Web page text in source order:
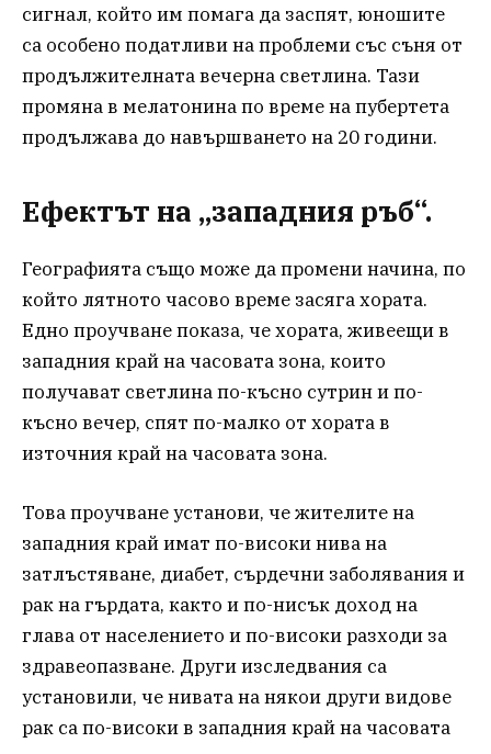
сигнал, който им помага да заспят, юношите
са особено податливи на проблеми със съня от
продължителната вечерна светлина. Тази
промяна в мелатонина по време на пубертета
продължава до навършването на 20 години.
Ефектът на „западния ръб“.
Географията също може да промени начина, по
който лятното часово време засяга хората.
Едно проучване показа, че хората, живеещи в
западния край на часовата зона, които
получават светлина по-късно сутрин и по-
късно вечер, спят по-малко от хората в
източния край на часовата зона.
Това проучване установи, че жителите на
западния край имат по-високи нива на
затлъстяване, диабет, сърдечни заболявания и
рак на гърдата, както и по-нисък доход на
глава от населението и по-високи разходи за
здравеопазване. Други изследвания са
установили, че нивата на някои други видове
рак са по-високи в западния край на часовата